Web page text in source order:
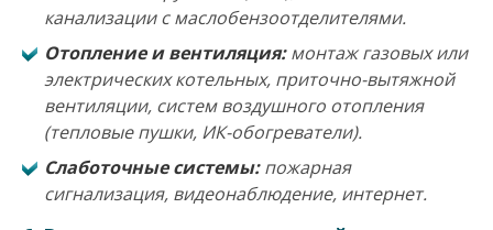
канализации с маслобензоотделителями.
Отопление и вентиляция:монтаж газовых или
электрических котельных, приточно-вытяжной
вентиляции, систем воздушного отопления
(тепловые пушки, ИК-обогреватели).
Слаботочные системы:пожарная
сигнализация, видеонаблюдение, интернет.